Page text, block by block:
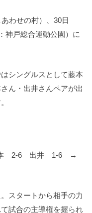
わせの村）、30日
神戸総合運動公園）に
シングルスとして藤本
ん・出井さんペアが出
本 2-6 出井 1-6 →
スタートから相手の力
試合の主導権を握られ